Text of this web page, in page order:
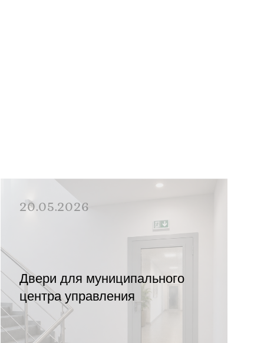
20.05.2026
Двери для муниципального
центра управления